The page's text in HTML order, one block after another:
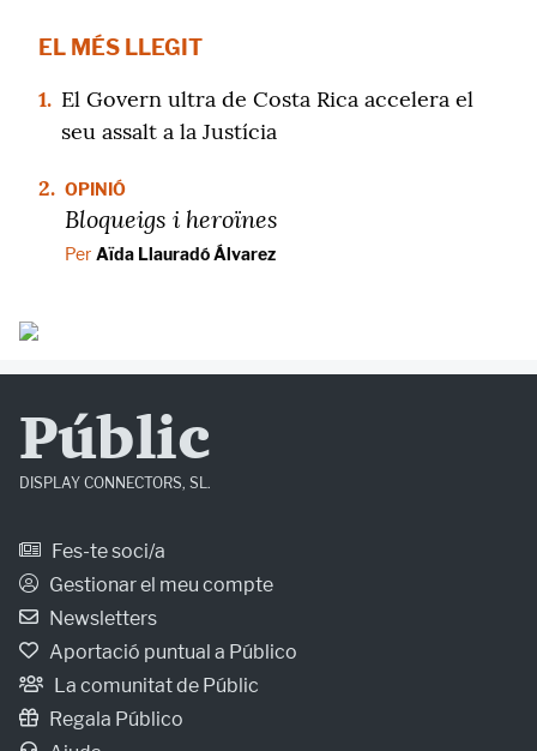
EL MÉS LLEGIT
1. El Govern ultra de Costa Rica accelera el
seu assalt a la Justícia
2. OPINIÓ
Bloqueigs i heroïnes
Per Aïda Llauradó Álvarez
Públic
DISPLAY CONNECTORS, SL.
Fes-te soci/a
Gestionar el meu compte
Newsletters
Aportació puntual a Público
La comunitat de Públic
Regala Público